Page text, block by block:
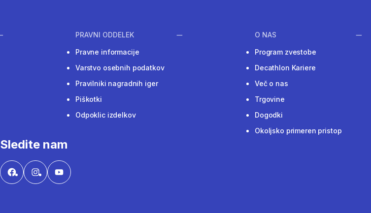
PRAVNI ODDELEK
Pravne informacije
Varstvo osebnih podatkov
Pravilniki nagradnih iger
Piškotki
Odpoklic izdelkov
O NAS
Program zvestobe
Decathlon Kariere
Več o nas
Trgovine
Dogodki
Okoljsko primeren pristop
Sledite nam